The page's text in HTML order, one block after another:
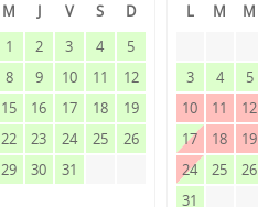
M J V S
D
1
2 3 4
5
8 9 10 11
12
15 16 17 18
19
22 23 24 25
26
29 30 31
L M M
3
4 5
10
11 12
17
18 19
24
25 26
31